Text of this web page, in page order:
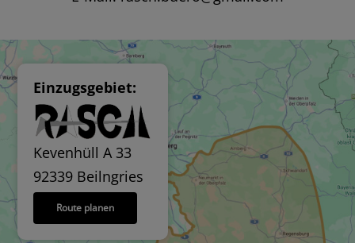
Einzugsgebiet:
Kevenhüll A 33
92339 Beilngries
Route planen